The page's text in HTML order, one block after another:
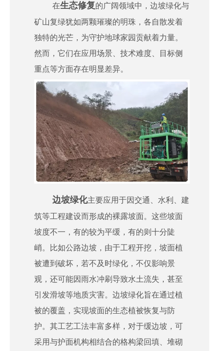
在生态修复的广阔领域中，边坡绿化与
矿山复绿犹如两颗璀璨的明珠，各自散发着
独特的光芒，为守护地球家园贡献着力量。
然而，它们在应用场景、技术难度、目标侧
重点等方面存在明显差异。
边坡绿化主要应用于因交通、水利、建
筑等工程建设而形成的裸露坡面。这些坡面
坡度不一，有的较为平缓，有的则十分陡
峭。比如公路边坡，由于工程开挖，坡面植
被遭到破坏，若不及时绿化，不仅影响景
观，还可能因雨水冲刷导致水土流失，甚至
引发滑坡等地质灾害。边坡绿化旨在通过植
被的覆盖，实现坡面的生态植被恢复与防
护。其工艺工法丰富多样，对于缓边坡，可
采用与护面机构相结合的格构梁回填、堆砌